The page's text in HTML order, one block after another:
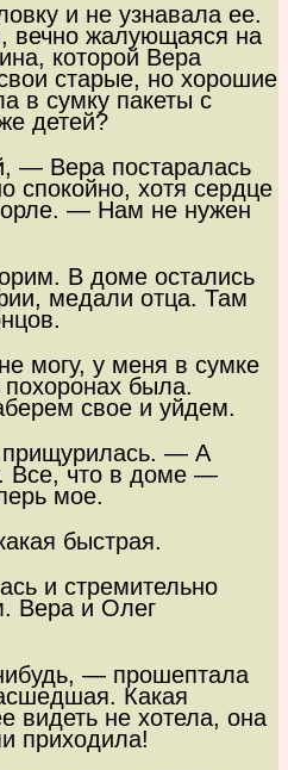
и не узнавала ее.
вечно жалующаяся на
которой Вера
старые, но хорошие
в сумку пакеты с
детей?
— Вера постаралась
спокойно, хотя сердце
— Нам не нужен
В доме остались
медали отца. Там
могу, у меня в сумке
была.
свое и уйдем.
— А
Все, что в доме —
мое.
быстрая.
и стремительно
Вера и Олег
— прошептала
Какая
видеть не хотела, она
приходила!